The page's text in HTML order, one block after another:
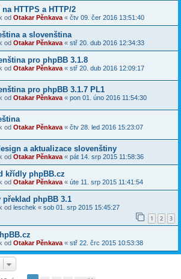
HTTPS a HTTP/2
od Otakar Pěnkava « čtv 09. čer 2016 13:51:40
a slovenština
od Otakar Pěnkava « stř 20. dub 2016 12:34:33
pro phpBB 3.1.8
od Otakar Pěnkava « stř 20. dub 2016 12:09:17
pro phpBB 3.1.7 PL1
od Otakar Pěnkava « pon 01. úno 2016 11:54:30
od Otakar Pěnkava « čtv 28. led 2016 15:23:07
a aktualizace slovenštiny
od Otakar Pěnkava « pát 14. srp 2015 11:58:36
křídly phpBB.cz
od Otakar Pěnkava « úte 11. srp 2015 11:41:54
phpBB 3.1
od leschek « sob 01. srp 2015 15:45:27
1 2 3
od Otakar Pěnkava « stř 22. črc 2015 10:53:38